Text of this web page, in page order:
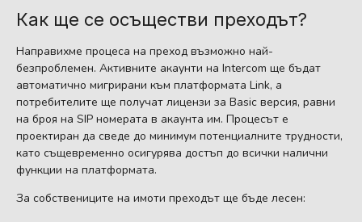
Как ще се осъществи преходът?
Направихме процеса на преход възможно най-
безпроблемен. Активните акаунти на Intercom ще бъдат
автоматично мигрирани към платформата Link, а
потребителите ще получат лицензи за Basic версия, равни
на броя на SIP номерата в акаунта им. Процесът е
проектиран да сведе до минимум потенциалните трудности,
като същевременно осигурява достъп до всички налични
функции на платформата.
За собствениците на имоти преходът ще бъде лесен: